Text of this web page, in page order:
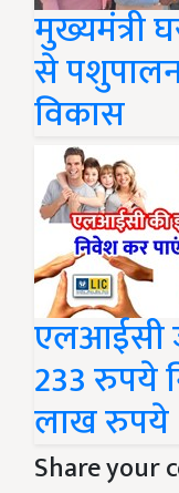
मुख्यमंत्री
से पशुपालन
विकास
एलआईसी
233 रुपये
लाख रुपये
Share your